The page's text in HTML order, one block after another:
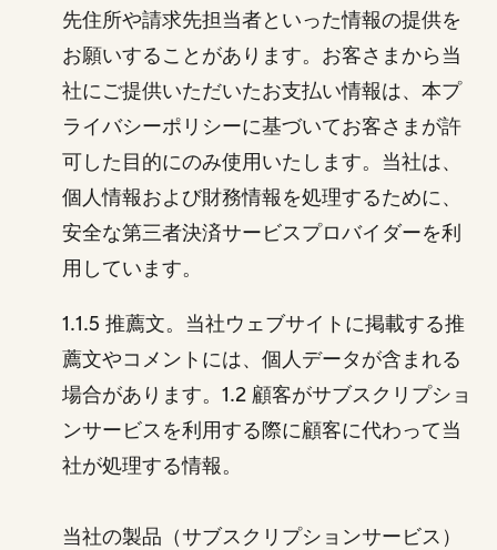
先住所や請求先担当者といった情報の提供を
お願いすることがあります。お客さまから当
社にご提供いただいたお支払い情報は、本プ
ライバシーポリシーに基づいてお客さまが許
可した目的にのみ使用いたします。当社は、
個人情報および財務情報を処理するために、
安全な第三者決済サービスプロバイダーを利
用しています。
1.1.5 推薦文。当社ウェブサイトに掲載する推
薦文やコメントには、個人データが含まれる
場合があります。1.2 顧客がサブスクリプショ
ンサービスを利用する際に顧客に代わって当
社が処理する情報。
当社の製品（サブスクリプションサービス）